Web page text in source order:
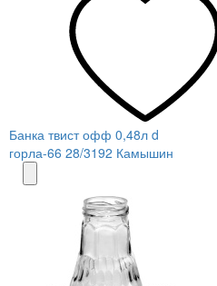
Банка твист офф 0,48л d
горла-66 28/3192 Камышин